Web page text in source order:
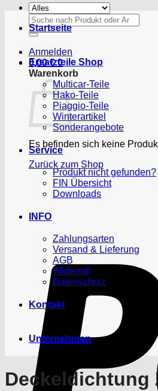
Suchen
nach:
Anmelden
0,00€ 0
Warenkorb
Es befinden sich keine
Zurück zum Shop
Startseite
Ersatzteile Shop
Multicar-Teile
Hako-Teile
Piaggio-Teile
Winterartikel
Sonderangebote
Service
Produkt nicht gefunden?
FIN Übersicht
Downloads
INFO
Zahlungsarten
Versand & Lieferung
AGB
Widerruf
Datenschutz
Kontakt
Unternehmen
Deckeldichtung